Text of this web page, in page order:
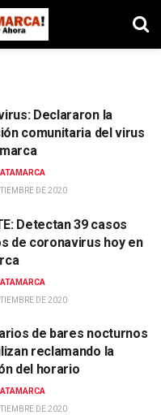
Declararon la
comunitaria del virus
DE 2020
Detectan 39 casos
de coronavirus hoy en
DE 2020
de bares nocturnos
reclamando la
del horario
DE 2020